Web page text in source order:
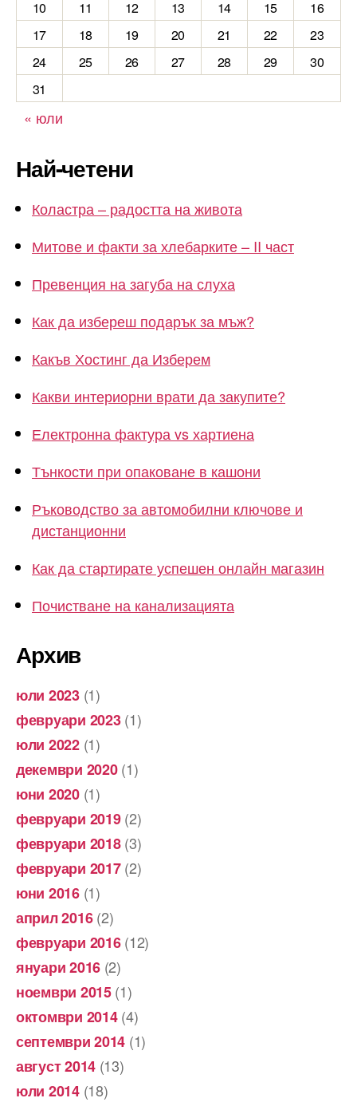
10
11 12 13 14 15
16
17
18 19 20 21 22
23
24
25 26 27 28 29
30
31
« юли
Най-четени
Коластра – радостта на живота
Митове и факти за хлебарките – II част
Превенция на загуба на слуха
Как да избереш подарък за мъж?
Какъв Хостинг да Изберем
Какви интериорни врати да закупите?
Електронна фактура vs хартиена
Тънкости при опаковане в кашони
Ръководство за автомобилни ключове и
дистанционни
Как да стартирате успешен онлайн магазин
Почистване на канализацията
Архив
юли 2023(1)
февруари 2023(1)
юли 2022(1)
декември 2020(1)
юни 2020(1)
февруари 2019(2)
февруари 2018(3)
февруари 2017(2)
юни 2016(1)
април 2016(2)
февруари 2016(12)
януари 2016 (2)
ноември 2015(1)
октомври 2014(4)
септември 2014 (1)
август 2014 (13)
юли 2014(18)